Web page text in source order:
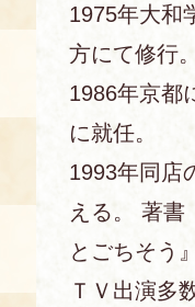
あ
1975年大和
方にて修行。
1986年京都
に就任。
1993年同店
える。 著書
とごちそう
ＴＶ出演多